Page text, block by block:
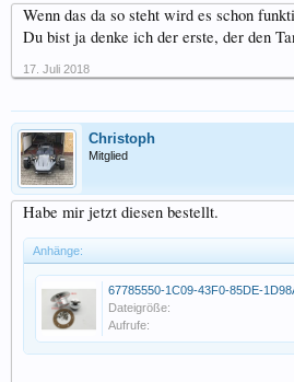
Wenn das da so steht wird es schon
Du bist ja denke ich der erste, der den
17. Juli 2018
Christoph
Mitglied
Habe mir jetzt diesen bestellt.
Anhänge:
Dateigröße:
Aufrufe: